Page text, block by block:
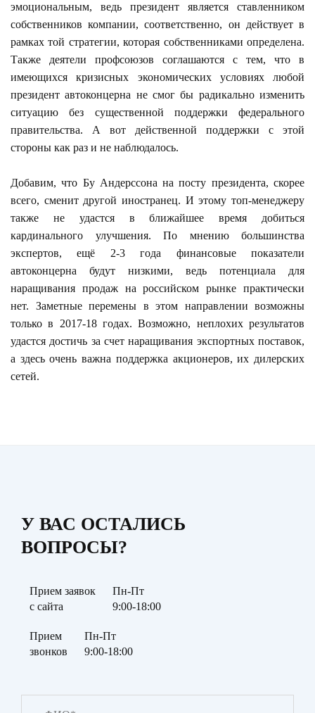
эмоциональным, ведь президент является ставленником
собственников компании, соответственно, он действует в
рамках той стратегии, которая собственниками определена.
Также деятели профсоюзов соглашаются с тем, что в
имеющихся кризисных экономических условиях любой
президент автоконцерна не смог бы радикально изменить
ситуацию без существенной поддержки федерального
правительства. А вот действенной поддержки с этой
стороны как раз и не наблюдалось.
Добавим, что Бу Андерссона на посту президента, скорее
всего, сменит другой иностранец. И этому топ-менеджеру
также не удастся в ближайшее время добиться
кардинального улучшения. По мнению большинства
экспертов, ещё 2-3 года финансовые показатели
автоконцерна будут низкими, ведь потенциала для
наращивания продаж на российском рынке практически
нет. Заметные перемены в этом направлении возможны
только в 2017-18 годах. Возможно, неплохих результатов
удастся достичь за счет наращивания экспортных поставок,
а здесь очень важна поддержка акционеров, их дилерских
сетей.
У ВАС ОСТАЛИСЬ
ВОПРОСЫ?
Прием заявок
с сайта
Пн-Пт
9:00-18:00
Прием
звонков
Пн-Пт
9:00-18:00